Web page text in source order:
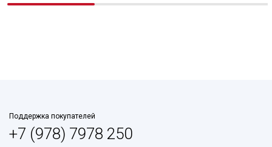
Поддержка покупателей
+7 (978) 7978 250